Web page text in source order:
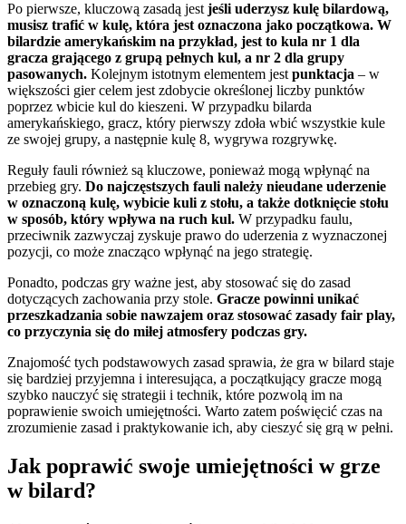
Po pierwsze, kluczową zasadą jestjeśli uderzysz kulę bilardową,
musisz trafić w kulę, która jest oznaczona jako początkowa. W
bilardzie amerykańskim na przykład, jest to kula nr 1 dla
gracza grającego z grupą pełnych kul, a nr 2 dla grupy
pasowanych. Kolejnym istotnym elementem jestpunktacja – w
większości gier celem jest zdobycie określonej liczby punktów
poprzez wbicie kul do kieszeni. W przypadku bilarda
amerykańskiego, gracz, który pierwszy zdoła wbić wszystkie kule
ze swojej grupy, a następnie kulę 8, wygrywa rozgrywkę.
Reguły fauli również są kluczowe, ponieważ mogą wpłynąć na
przebieg gry. Do najczęstszych fauli należy nieudane uderzenie
w oznaczoną kulę, wybicie kuli z stołu, a także dotknięcie stołu
w sposób, który wpływa na ruch kul. W przypadku faulu,
przeciwnik zazwyczaj zyskuje prawo do uderzenia z wyznaczonej
pozycji, co może znacząco wpłynąć na jego strategię.
Ponadto, podczas gry ważne jest, aby stosować się do zasad
dotyczących zachowania przy stole. Gracze powinni unikać
przeszkadzania sobie nawzajem oraz stosować zasady fair play,
co przyczynia się do miłej atmosfery podczas gry.
Znajomość tych podstawowych zasad sprawia, że gra w bilard staje
się bardziej przyjemna i interesująca, a początkujący gracze mogą
szybko nauczyć się strategii i technik, które pozwolą im na
poprawienie swoich umiejętności. Warto zatem poświęcić czas na
zrozumienie zasad i praktykowanie ich, aby cieszyć się grą w pełni.
Jak poprawić swoje umiejętności w grze
w bilard?